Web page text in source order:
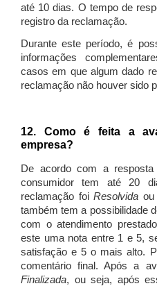
até 10 dias. O tempo de
registro da reclamação.
Durante este período, é
informações
casos em que algum dado
reclamação não houver sido
12. Como é feita a
empresa?
De acordo com a
consumidor tem até 20
reclamação foiResolvida ou
também tem a possibilidade
com o atendimento
este uma nota entre 1 e 5,
satisfação e 5 o mais alto.
comentário final. Após a
Finalizada, ou seja, após